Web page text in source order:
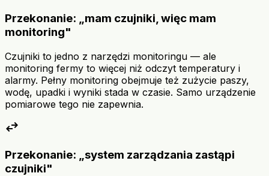
Przekonanie: „mam czujniki, więc mam
monitoring"
Czujniki to jedno z narzędzi monitoringu — ale
monitoring fermy to więcej niż odczyt temperatury i
alarmy. Pełny monitoring obejmuje też zużycie paszy,
wodę, upadki i wyniki stada w czasie. Samo urządzenie
pomiarowe tego nie zapewnia.
swap_horiz
Przekonanie: „system zarządzania zastąpi
czujniki"